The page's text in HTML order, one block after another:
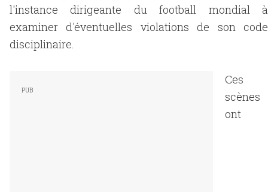
l'instance dirigeante du football mondial à
examiner d'éventuelles violations de son code
disciplinaire.
Ces
scènes
ont